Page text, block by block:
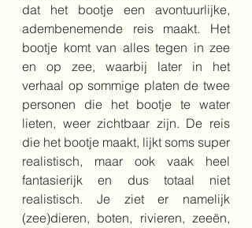
dat het bootje een avontuurlijke,
adembenemende reis maakt. Het
bootje komt van alles tegen in zee
en op zee, waarbij later in het
verhaal op sommige platen de twee
personen die het bootje te water
lieten, weer zichtbaar zijn. De reis
die het bootje maakt, lijkt soms super
realistisch, maar ook vaak heel
fantasierijk en dus totaal niet
realistisch. Je ziet er namelijk
(zee)dieren, boten, rivieren, zeeën,